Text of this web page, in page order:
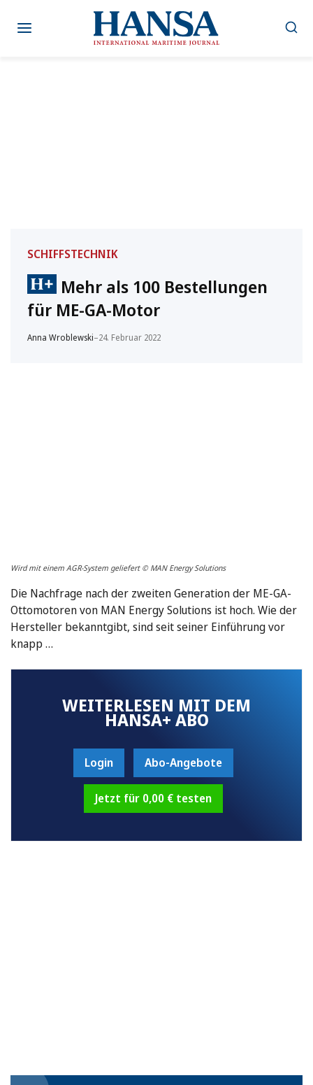
Inhalt
SCHIFFSTECHNIK
Mehr als 100 Bestellungen
für ME-GA-Motor
Anna Wroblewski–24. Februar 2022
Wird mit einem AGR-System geliefert © MAN Energy Solutions
Die Nachfrage nach der zweiten Generation der ME-GA-
Ottomotoren von MAN Energy Solutions ist hoch. Wie der
Hersteller bekanntgibt, sind seit seiner Einführung vor
knapp …
WEITERLESEN MIT DEM
HANSA+ ABO
Login Abo-Angebote
Jetzt für 0,00 € testen